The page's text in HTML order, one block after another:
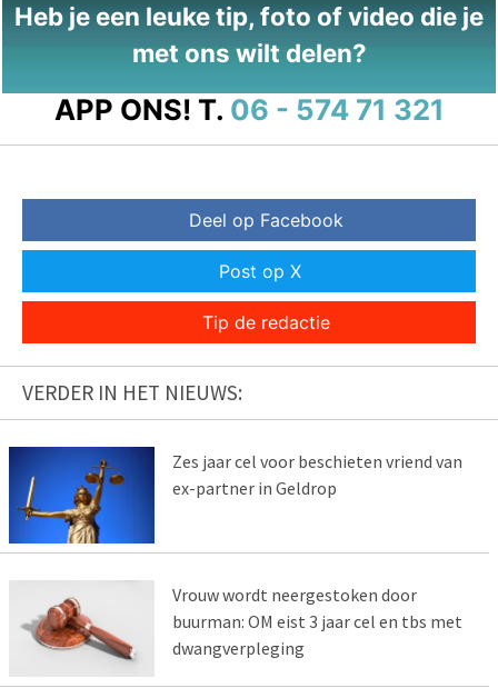
Heb je een leuke tip, foto of video die je
met ons wilt delen?
APP ONS! T. 06 - 574 71 321
Deel op Facebook
Post op X
Tip de redactie
VERDER IN HET NIEUWS:
Zes jaar cel voor beschieten vriend van
ex-partner in Geldrop
Vrouw wordt neergestoken door
buurman: OM eist 3 jaar cel en tbs met
dwangverpleging